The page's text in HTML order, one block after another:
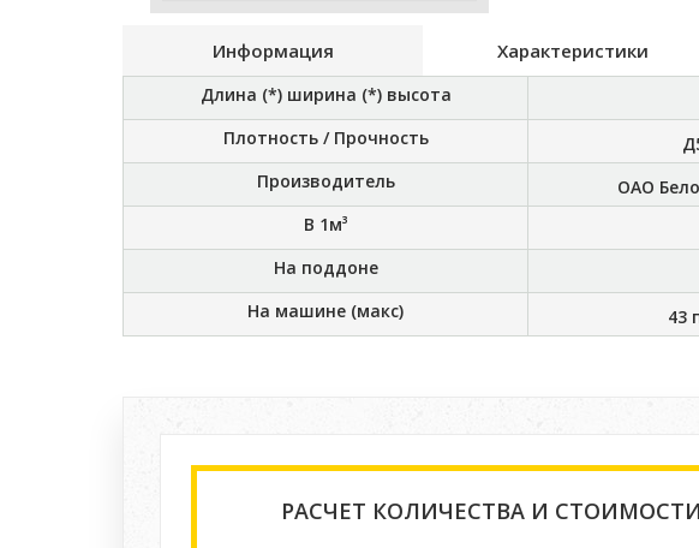
Информация Характеристики
Длина (*) ширина (*) высота
Плотность / Прочность
Производитель
ОАО
В 1м³
На поддоне
На машине (макс)
43
РАСЧЕТ КОЛИЧЕСТВА И